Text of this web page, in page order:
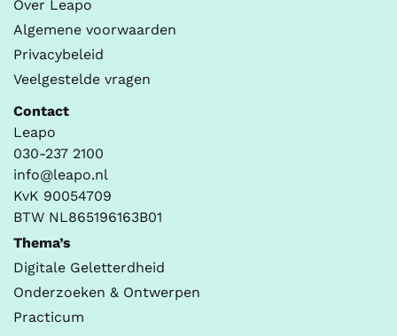
Over Leapo
Algemene voorwaarden
Privacybeleid
Veelgestelde vragen
Contact
Leapo
030-237 2100
info@leapo.nl
KvK 90054709
BTW NL865196163B01
Thema’s
Digitale Geletterdheid
Onderzoeken & Ontwerpen
Practicum